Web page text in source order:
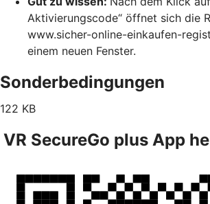
Aktivierungscode“ öffnet sich die
www.sicher-online-einkaufen-
einem neuen Fenster.
Sonderbedingungen
122 KB
VR SecureGo plus App